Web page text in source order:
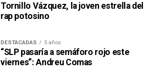
Tornillo Vázquez, la joven estrella del
rap potosino
DESTACADAS 5 años
“SLP pasaría a semáforo rojo este
viernes”: Andreu Comas